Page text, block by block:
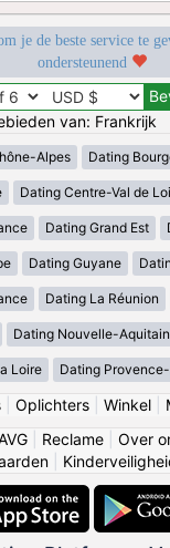
je de beste service te
ondersteunend
van: Frankrijk
Alpes Dating
Dating Centre-Val de
Dating Grand Est
Dating Guyane
Dating La Réunion
Dating Nouvelle-
Loire Dating
| Oplichters| Winkel|
Reclame Over